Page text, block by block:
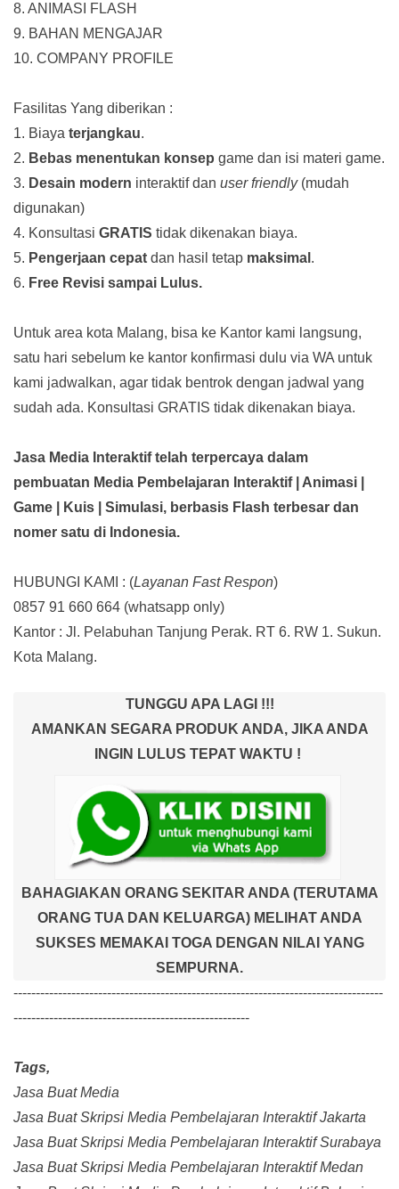
8. ANIMASI FLASH
9. BAHAN MENGAJAR
10. COMPANY PROFILE
Fasilitas Yang diberikan :
1. Biaya terjangkau.
2. Bebas menentukan konsep game dan isi materi game.
3. Desain modern interaktif dan user friendly(mudah
digunakan)
4. Konsultasi GRATIS tidak dikenakan biaya.
5. Pengerjaan cepat dan hasil tetap maksimal .
6. Free Revisi sampai Lulus.
Untuk area kota Malang, bisa ke Kantor kami langsung,
satu hari sebelum ke kantor konfirmasi dulu via WA untuk
kami jadwalkan, agar tidak bentrok dengan jadwal yang
sudah ada. Konsultasi GRATIS tidak dikenakan biaya.
Jasa Media Interaktif telah terpercaya dalam
pembuatan Media Pembelajaran Interaktif| Animasi |
Game | Kuis | Simulasi, berbasis Flash terbesar dan
nomer satu di Indonesia.
HUBUNGI KAMI : (Layanan Fast Respon)
0857 91 660 664 (whatsapp only)
Kantor : Jl. Pelabuhan Tanjung Perak. RT 6. RW 1. Sukun.
Kota Malang.
TUNGGU APA LAGI !!!
AMANKAN SEGARA PRODUK ANDA, JIKA ANDA
INGIN LULUS TEPAT WAKTU !
BAHAGIAKAN ORANG SEKITAR ANDA (TERUTAMA
ORANG TUA DAN KELUARGA) MELIHAT ANDA
SUKSES MEMAKAI TOGA DENGAN NILAI YANG
SEMPURNA.
-----------------------------------------------------------------------------------
-----------------------------------------------------
Tags,
Jasa Buat Media
Jasa Buat Skripsi Media Pembelajaran Interaktif Jakarta
Jasa Buat Skripsi Media Pembelajaran Interaktif Surabaya
Jasa Buat Skripsi Media Pembelajaran Interaktif Medan